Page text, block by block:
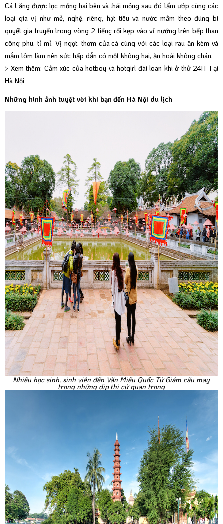
Cá Lăng được lọc mỏng hai bên và thái mỏng sau đó tẩm ướp cùng các
loại gia vị như mẻ, nghệ, riêng, hạt tiêu và nước mắm theo đúng bí
quyết gia truyền trong vòng 2 tiếng rồi kẹp vào vỉ nướng trên bếp than
công phu, tỉ mỉ. Vị ngọt, thơm của cá cùng với các loại rau ăn kèm và
mắm tôm làm nên sức hấp dẫn có một không hai, ăn hoài không chán.
> Xem thêm: Cảm xúc của hotboy và hotgirl đài loan khi ở thử 24H Tại
Hà Nội
Những hình ảnh tuyệt vời khi bạn đến Hà Nội du lịch
Nhiều học sinh, sinh viên đến Văn Miếu Quốc Tử Giám cầu may
trong những dịp thi cử quan trọng